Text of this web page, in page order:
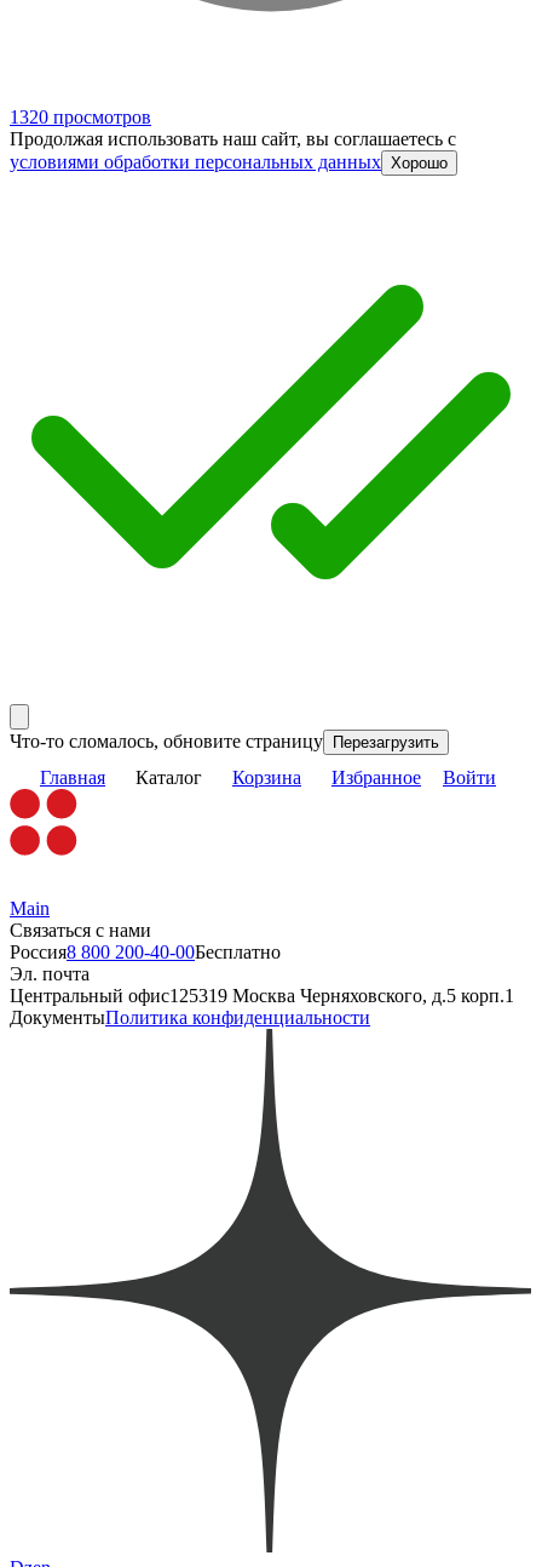
1320 просмотров
Продолжая использовать наш сайт, вы соглашаетесь c
условиями обработки персональных данных Хорошо
Что-то сломалось, обновите страницу Перезагрузить
Главная Каталог Корзина Избранное Войти
Main
Связаться с нами
Россия8 800 200-40-00Бесплатно
Эл. почта
Центральный офис125319 Москва Черняховского, д.5 корп.1
ДокументыПолитика конфиденциальности